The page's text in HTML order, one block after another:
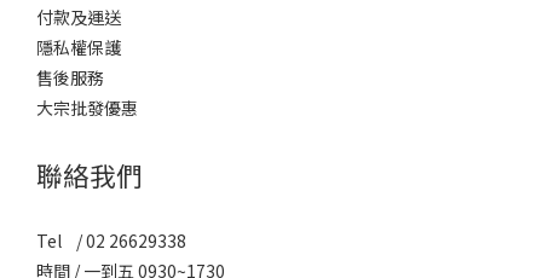
付款及運送
隱私權保護
售後服務
大宗批發優惠
聯絡我們
Tel / 02 26629338
時間 / 一到五 0930~1730